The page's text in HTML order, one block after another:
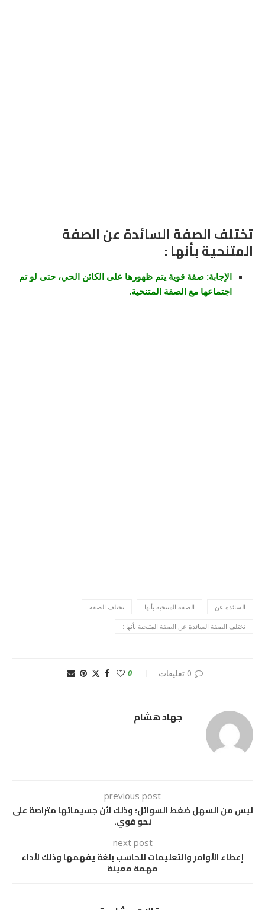
تختلف الصفة السائدة عن الصفة
المتنحية بأنها :
الإجابة: صفة قوية يتم ظهورها على الكائن الحي، حتى لو تم
اجتماعها مع الصفة المتنحية.
السائدة عن الصفة المتنحية بأنها تختلف الصفة
تختلف الصفة السائدة عن الصفة المتنحية بأنها :
0 تعليقات 0
جهاد هشام
previous post
ليس من السهل ضغط السوائل؛ وذلك لأن جسيماتها متراصة على
نحو قوي.
next post
إعطاء الأوامر والتعليمات للحاسب بلغة يفهمها وذلك لأداء
مهمة معينة